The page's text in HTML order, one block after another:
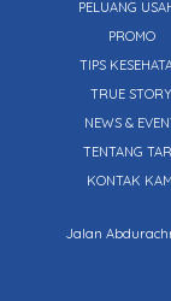
PELUANG
PROMO
TIPS
TRUE STORY
NEWS &
TENTANG
KONTAK
Jalan